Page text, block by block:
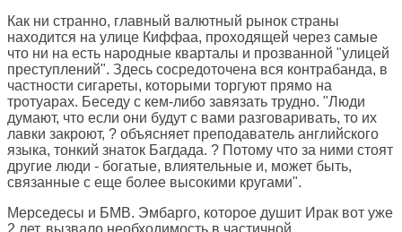
Как ни странно, главный валютный рынок страны
находится на улице Киффаа, проходящей через самые
что ни на есть народные кварталы и прозванной "улицей
преступлений". Здесь сосредоточена вся контрабанда, в
частности сигареты, которыми торгуют прямо на
тротуарах. Беседу с кем-либо завязать трудно. "Люди
думают, что если они будут с вами разговаривать, то их
лавки закроют, ? объясняет преподаватель английского
языка, тонкий знаток Багдада. ? Потому что за ними стоят
другие люди - богатые, влиятельные и, может быть,
связанные с еще более высокими кругами".
Мерседесы и БМВ. Эмбарго, которое душит Ирак вот уже